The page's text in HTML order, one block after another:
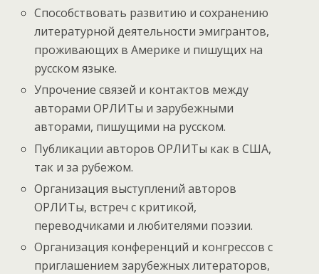
Способствовать развитию и сохранению
литературной деятельности эмигрантов,
проживающих в Америке и пишущих на
русском языке.
Упрочение связей и контактов между
авторами ОРЛИТы и зарубежными
авторами, пишущими на русском.
Публикации авторов ОРЛИТы как в США,
так и за рубежом.
Организация выступлений авторов
ОРЛИТы, встреч с критикой,
переводчиками и любителями поэзии.
Организация конференций и конгрессов с
приглашением зарубежных литераторов,